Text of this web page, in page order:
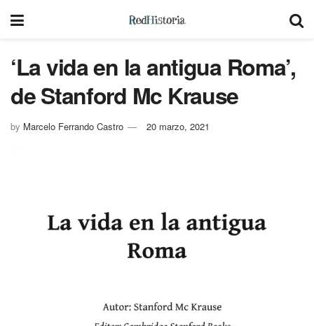
‘La vida en la antigua Roma’,
de Stanford Mc Krause
by Marcelo Ferrando Castro 20 marzo, 2021